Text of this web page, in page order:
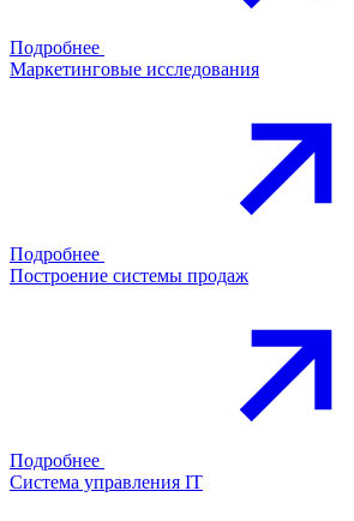
Подробнее
Маркетинговые исследования
Подробнее
Построение системы продаж
Подробнее
Система управления IT